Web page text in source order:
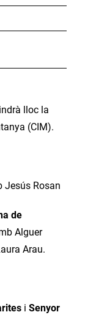
lloc la
(CIM).
Jesús Rosan
de
Alguer
Arau.
i Senyor